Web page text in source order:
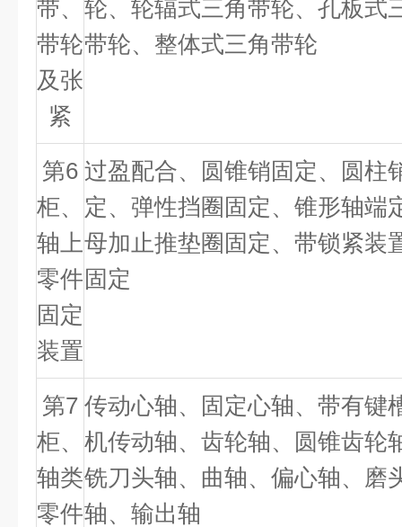
带、
带轮
及张
紧
轮、轮辐式三角带轮、孔板式
带轮、整体式三角带轮
第6
柜、
轴上
零件
固定
装置
过盈配合、圆锥销固定、圆柱
定、弹性挡圈固定、锥形轴端
母加止推垫圈固定、带锁紧装
固定
第7
柜、
轴类
零件
传动心轴、固定心轴、带有键
机传动轴、齿轮轴、圆锥齿轮
铣刀头轴、曲轴、偏心轴、磨
轴、输出轴